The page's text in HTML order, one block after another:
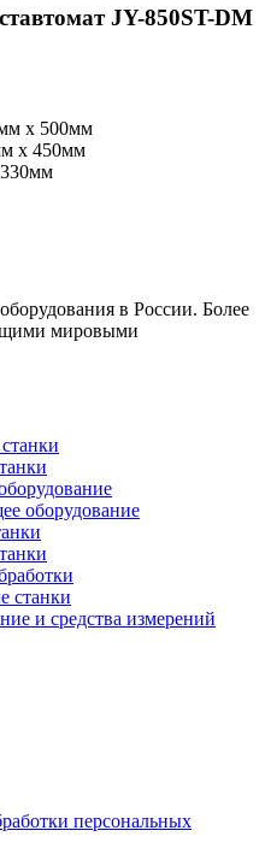
JY-850ST-DM
x 500мм
x 450мм
в России. Более
мировыми
оборудование
станки
и средства измерений
персональных